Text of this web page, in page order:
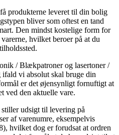
produkterne leveret til din bolig
bliver som oftest en tand
Den mindst kostelige form for
hvilket beroer på at du
/ Blækpatroner og lasertoner /
vi absolut skal bruge din
er det øjensynligt fornuftigt at
ved den aktuelle vare.
udsigt til levering på
af varenumre, eksempelvis
hvilket dog er forudsat at ordren